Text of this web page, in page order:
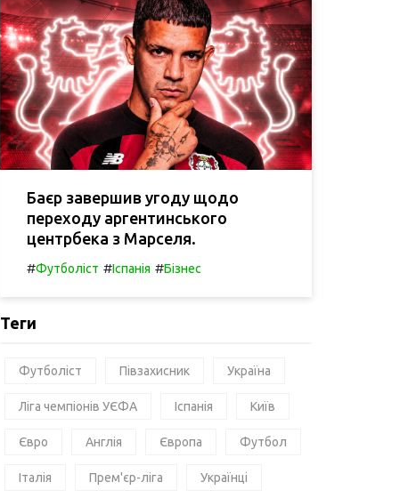
Баєр завершив угоду щодо
переходу аргентинського
центрбека з Марселя.
#Футболіст #Іспанія #Бізнес
Теги
Футболіст Півзахисник Україна
Ліга чемпіонів УЄФА Іспанія Київ
Євро Англія Європа Футбол
Італія Прем'єр-ліга Українці